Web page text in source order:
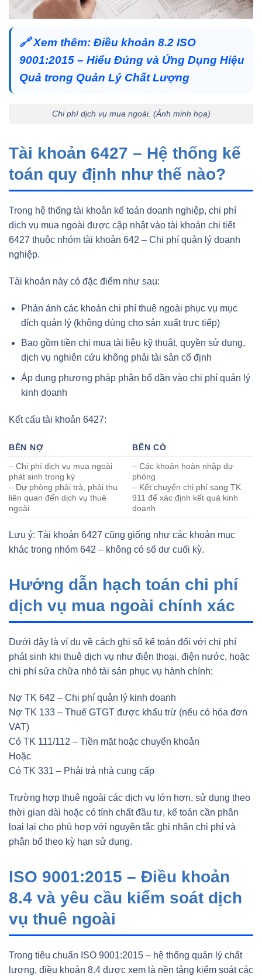
🔗Xem thêm: Điều khoản 8.2 ISO
9001:2015 – Hiểu Đúng và Ứng Dụng Hiệu
Quả trong Quản Lý Chất Lượng
Chi phí dịch vụ mua ngoài. (Ảnh minh họa)
Tài khoản 6427 – Hệ thống kế
toán quy định như thế nào?
Trong hệ thống tài khoản kế toán doanh nghiệp, chi phí
dịch vụ mua ngoài được cập nhật vào tài khoản chi tiết
6427 thuộc nhóm tài khoản 642 – Chi phí quản lý doanh
nghiệp.
Tài khoản này có đặc điểm như sau:
Phản ánh các khoản chi phí thuê ngoài phục vụ mục
đích quản lý (không dùng cho sản xuất trực tiếp)
Bao gồm tiền chi mua tài liệu kỹ thuật, quyền sử dụng,
dịch vụ nghiên cứu không phải tài sản cố định
Áp dụng phương pháp phân bổ dần vào chi phí quản lý
kinh doanh
Kết cấu tài khoản 6427:
BÊN NỢ
BÊN CÓ
– Chi phí dịch vụ mua ngoài
phát sinh trong kỳ
– Dự phòng phải trả, phải thu
liên quan đến dịch vụ thuê
ngoài
– Các khoản hoàn nhập dự
phòng
– Kết chuyển chi phí sang TK
911 để xác định kết quả kinh
doanh
Lưu ý: Tài khoản 6427 cũng giống như các khoản mục
khác trong nhóm 642 – không có số dư cuối kỳ.
Hướng dẫn hạch toán chi phí
dịch vụ mua ngoài chính xác
Dưới đây là ví dụ về cách ghi sổ kế toán đối với chi phí
phát sinh khi thuê dịch vụ như điện thoại, điện nước, hoặc
chi phí sửa chữa nhỏ tài sản phục vụ hành chính:
Nợ TK 642 – Chi phí quản lý kinh doanh
Nợ TK 133 – Thuế GTGT được khấu trừ (nếu có hóa đơn
VAT)
Có TK 111/112 – Tiền mặt hoặc chuyển khoản
Hoặc
Có TK 331 – Phải trả nhà cung cấp
Trường hợp thuê ngoài các dịch vụ lớn hơn, sử dụng theo
thời gian dài hoặc có tính chất đầu tư, kế toán cần phân
loại lại cho phù hợp với nguyên tắc ghi nhận chi phí và
phân bổ theo kỳ hạn sử dụng.
ISO 9001:2015 – Điều khoản
8.4 và yêu cầu kiểm soát dịch
vụ thuê ngoài
Trong tiêu chuẩn ISO 9001:2015 – hệ thống quản lý chất
lượng, điều khoản 8.4 được xem là nền tảng kiểm soát các